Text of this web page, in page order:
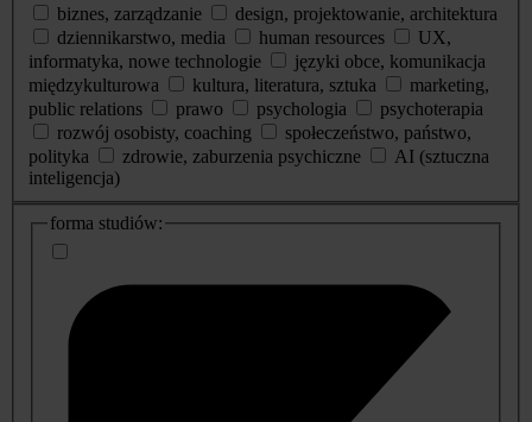
biznes, zarządzanie
design, projektowanie, architektura
dziennikarstwo, media
human resources
UX,
informatyka, nowe technologie
języki obce, komunikacja
międzykulturowa
kultura, literatura, sztuka
marketing,
public relations
prawo psychologia
psychoterapia
rozwój osobisty, coaching
społeczeństwo, państwo,
polityka
zdrowie, zaburzenia psychiczne
AI (sztuczna
inteligencja)
dodatkowe
informacje
forma studiów: